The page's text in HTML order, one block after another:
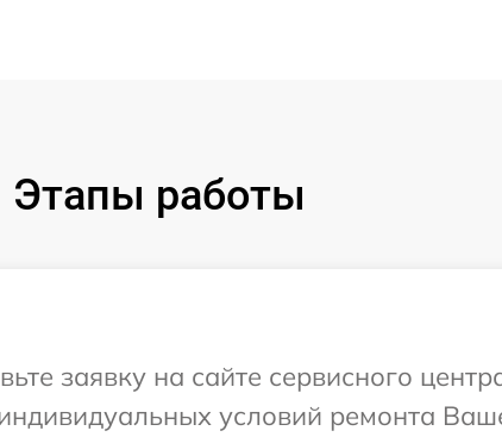
Этапы работы
заявку на сайте сервисного
условий ремонта